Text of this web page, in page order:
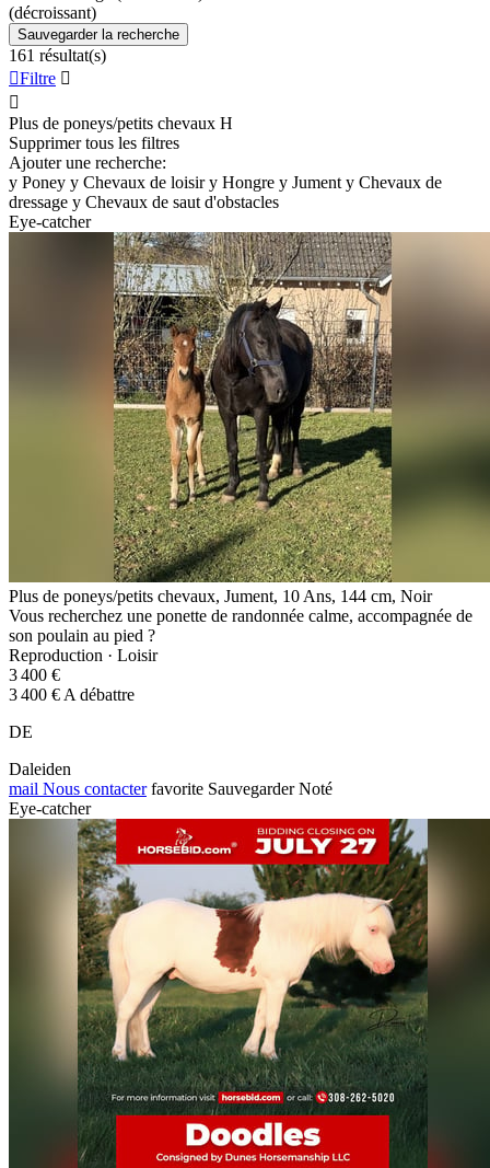
(décroissant)
Sauvegarder la recherche
161 résultat(s)
Filtre 

Plus de poneys/petits chevaux H
Supprimer tous les filtres
Ajouter une recherche:
y Poney y Chevaux de loisir y Hongre y Jument y Chevaux de
dressage y Chevaux de saut d'obstacles
Eye-catcher
Plus de poneys/petits chevaux, Jument, 10 Ans, 144 cm, Noir
Vous recherchez une ponette de randonnée calme, accompagnée de
son poulain au pied ?
Reproduction · Loisir
3 400 €
3 400 € A débattre
DE
Daleiden
mail Nous contacter favorite Sauvegarder Noté
Eye-catcher